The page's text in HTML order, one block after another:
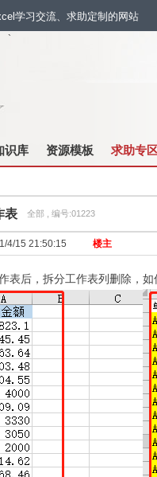
学习交流、求助定制的网站
`
识库 资源模板 求助专
表 全部 , 编号:01223
4/15 21:50:15 楼主
表后，拆分工作表列删除，如